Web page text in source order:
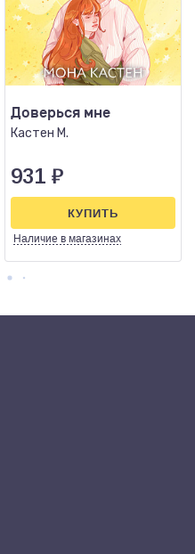
Доверься мне
Кастен М.
931 ₽
Наличие в магазинах
КУПИТЬ